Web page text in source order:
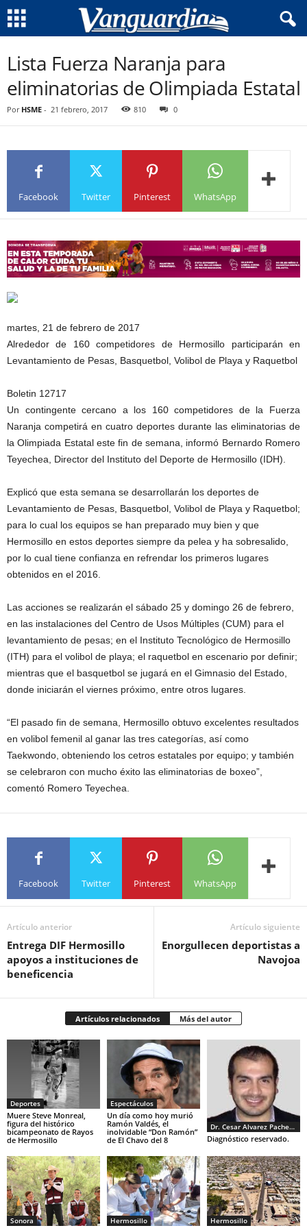
Lista Fuerza Naranja para
eliminatorias de Olimpiada Estatal
Por HSME - 21 febrero, 2017 810 0
Facebook Twitter Pinterest WhatsApp
martes, 21 de febrero de 2017
Alrededor de 160 competidores de Hermosillo participarán en
Levantamiento de Pesas, Basquetbol, Volibol de Playa y Raquetbol
Boletin 12717
Un contingente cercano a los 160 competidores de la Fuerza
Naranja competirá en cuatro deportes durante las eliminatorias de
la Olimpiada Estatal este fin de semana, informó Bernardo Romero
Teyechea, Director del Instituto del Deporte de Hermosillo (IDH).
Explicó que esta semana se desarrollarán los deportes de
Levantamiento de Pesas, Basquetbol, Volibol de Playa y Raquetbol;
para lo cual los equipos se han preparado muy bien y que
Hermosillo en estos deportes siempre da pelea y ha sobresalido,
por lo cual tiene confianza en refrendar los primeros lugares
obtenidos en el 2016.
Las acciones se realizarán el sábado 25 y domingo 26 de febrero,
en las instalaciones del Centro de Usos Múltiples (CUM) para el
levantamiento de pesas; en el Instituto Tecnológico de Hermosillo
(ITH) para el volibol de playa; el raquetbol en escenario por definir;
mientras que el basquetbol se jugará en el Gimnasio del Estado,
donde iniciarán el viernes próximo, entre otros lugares.
“El pasado fin de semana, Hermosillo obtuvo excelentes resultados
en volibol femenil al ganar las tres categorías, así como
Taekwondo, obteniendo los cetros estatales por equipo; y también
se celebraron con mucho éxito las eliminatorias de boxeo”,
comentó Romero Teyechea.
Facebook Twitter Pinterest WhatsApp
Artículo anterior
Entrega DIF Hermosillo
apoyos a instituciones de
beneficencia
Artículo siguiente
Enorgullecen deportistas a
Navojoa
Artículos relacionados Más del autor
Deportes
Muere Steve Monreal,
figura del histórico
bicampeonato de Rayos
de Hermosillo
Espectáculos
Un día como hoy murió
Ramón Valdés, el
inolvidable “Don Ramón”
de El Chavo del 8
Dr. Cesar Alvarez Pacheco
Diagnóstico reservado.
Sonora Hermosillo Hermosillo